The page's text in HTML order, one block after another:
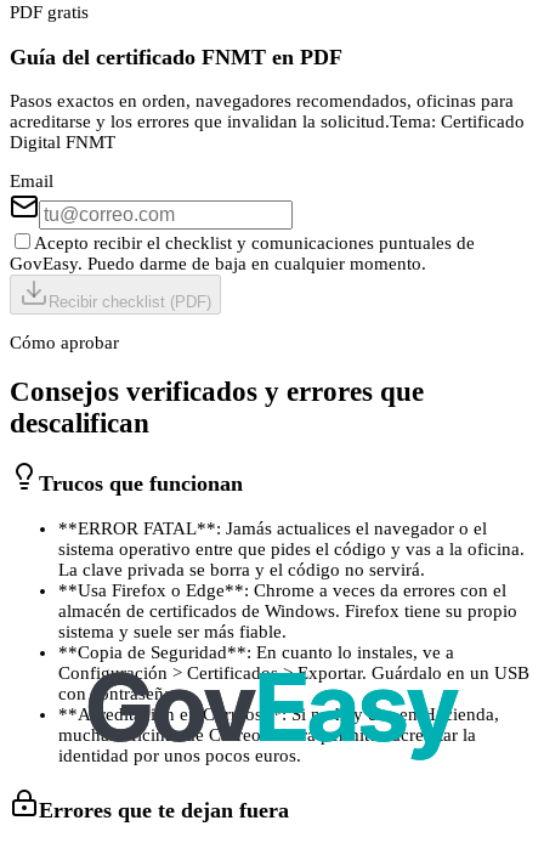
PDF gratis
Guía del certificado FNMT en PDF
Pasos exactos en orden, navegadores recomendados, oficinas para
acreditarse y los errores que invalidan la solicitud.Tema: Certificado
Digital FNMT
Email
Acepto recibir el checklist y comunicaciones puntuales de
GovEasy. Puedo darme de baja en cualquier momento.
Recibir checklist (PDF)
Cómo aprobar
Consejos verificados y errores que
descalifican
Trucos que funcionan
**ERROR FATAL**: Jamás actualices el navegador o el
sistema operativo entre que pides el código y vas a la oficina.
La clave privada se borra y el código no servirá.
**Usa Firefox o Edge**: Chrome a veces da errores con el
almacén de certificados de Windows. Firefox tiene su propio
sistema y suele ser más fiable.
**Copia de Seguridad**: En cuanto lo instales, ve a
Configuración > Certificados > Exportar. Guárdalo en un USB
con contraseña.
**Acreditación en Correos**: Si no hay cita en Hacienda,
muchas oficinas de Correos ahora permiten acreditar la
identidad por unos pocos euros.
Errores que te dejan fuera